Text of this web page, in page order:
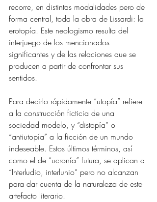
recorre, en distintas modalidades pero de
forma central, toda la obra de Lissardi: la
erotopía. Este neologismo resulta del
interjuego de los mencionados
significantes y de las relaciones que se
producen a partir de confrontar sus
sentidos.
Para decirlo rápidamente “utopía” refiere
a la construcción ficticia de una
sociedad modelo, y “distopía” o
“antiutopía” a la ficción de un mundo
indeseable. Estos últimos términos, así
como el de “ucronía” futura, se aplican a
“Interludio, interlunio” pero no alcanzan
para dar cuenta de la naturaleza de este
artefacto literario.